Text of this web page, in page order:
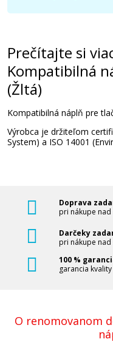
Prečítajte si
Kompatibilná
(Žltá)
Kompatibilná náplň pre
Výrobca je držiteľom
System) a ISO 14001
Doprava
pri nákupe nad
Darčeky
pri nákupe nad
100 %
garancia
O renomovanom